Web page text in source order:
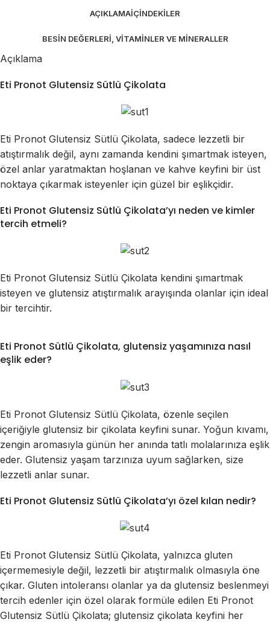
AÇIKLAMAİÇINDEKILER
BESIN DEĞERLERI, VITAMINLER VE MINERALLER
Açıklama
Eti Pronot Glutensiz Sütlü Çikolata
Eti Pronot Glutensiz Sütlü Çikolata, sadece lezzetli bir
atıştırmalık değil, aynı zamanda kendini şımartmak isteyen,
özel anlar yaratmaktan hoşlanan ve kahve keyfini bir üst
noktaya çıkarmak isteyenler için güzel bir eşlikçidir.
Eti Pronot Glutensiz Sütlü Çikolata’yı neden ve kimler
tercih etmeli?
Eti Pronot Glutensiz Sütlü Çikolata kendini şımartmak
isteyen ve glutensiz atıştırmalık arayışında olanlar için ideal
bir tercihtir.
Eti Pronot Sütlü Çikolata, glutensiz yaşamınıza nasıl
eşlik eder?
Eti Pronot Glutensiz Sütlü Çikolata, özenle seçilen
içeriğiyle glutensiz bir çikolata keyfini sunar. Yoğun kıvamı,
zengin aromasıyla günün her anında tatlı molalarınıza eşlik
eder. Glutensiz yaşam tarzınıza uyum sağlarken, size
lezzetli anlar sunar.
Eti Pronot Glutensiz Sütlü Çikolata’yı özel kılan nedir?
Eti Pronot Glutensiz Sütlü Çikolata, yalnızca gluten
içermemesiyle değil, lezzetli bir atıştırmalık olmasıyla öne
çıkar. Gluten intoleransı olanlar ya da glutensiz beslenmeyi
tercih edenler için özel olarak formüle edilen Eti Pronot
Glutensiz Sütlü Çikolata; glutensiz çikolata keyfini her